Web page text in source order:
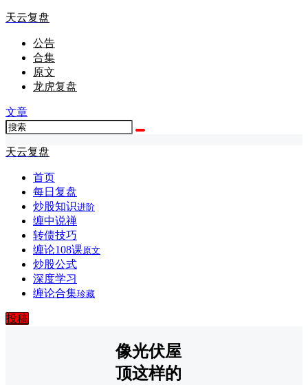
天云复盘
公告
合集
原文
龙虎复盘
文章
天云复盘
首页
每日复盘
炒股知识进阶
缠中说禅
转债技巧
缠论108课原文
炒股公式
深度学习
缠论合集珍藏
投稿
像光伏屋
顶这样的